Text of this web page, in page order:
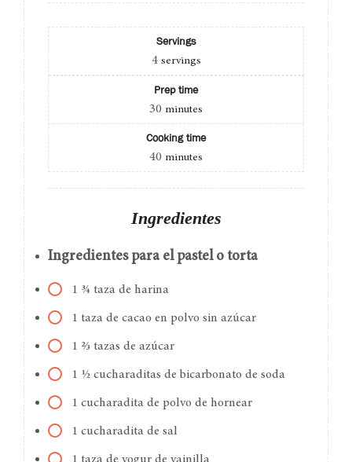
Servings
4 servings
Prep time
30 minutes
Cooking time
40 minutes
Ingredientes
Ingredientes para el pastel o torta
1 ¾ taza de harina
1 taza de cacao en polvo sin azúcar
1 ⅔ tazas de azúcar
1 ½ cucharaditas de bicarbonato de soda
1 cucharadita de polvo de hornear
1 cucharadita de sal
1 taza de yogur de vainilla